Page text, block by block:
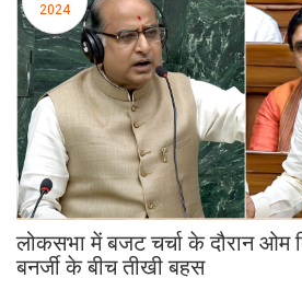
2024
लोकसभा में बजट चर्चा के दौरान
बनर्जी के बीच तीखी बहस